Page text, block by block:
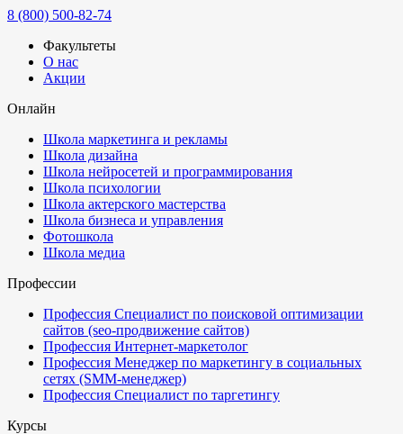
8 (800) 500-82-74
Факультеты
О нас
Акции
Онлайн
Школа маркетинга и рекламы
Школа дизайна
Школа нейросетей и программирования
Школа психологии
Школа актерского мастерства
Школа бизнеса и управления
Фотошкола
Школа медиа
Профессии
Профессия Специалист по поисковой оптимизации
сайтов (seo-продвижение сайтов)
Профессия Интернет-маркетолог
Профессия Менеджер по маркетингу в социальных
сетях (SMM-менеджер)
Профессия Специалист по таргетингу
Курсы